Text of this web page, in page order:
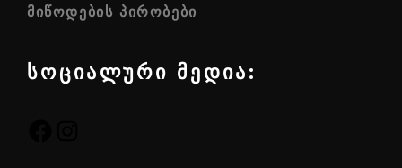
ᲛᲘᲬᲝᲓᲔᲑᲘᲡ ᲞᲘᲠᲝᲑᲔᲑᲘ
სოციალური მედია: